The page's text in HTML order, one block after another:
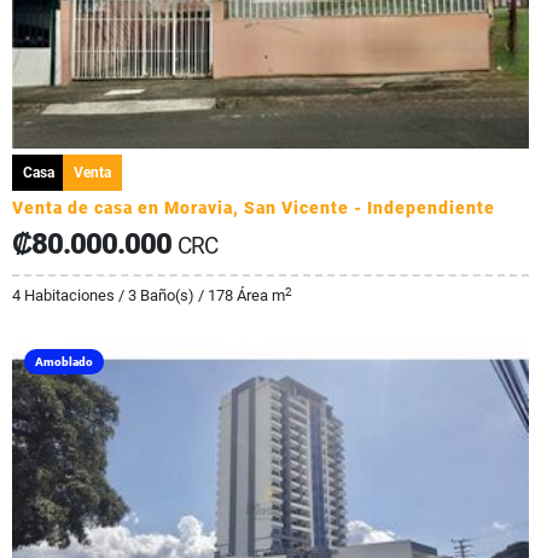
Casa Venta
Venta de casa en Moravia, San Vicente - Independiente
₡80.000.000 CRC
4 Habitaciones / 3 Baño(s) / 178 Área m2
Amoblado